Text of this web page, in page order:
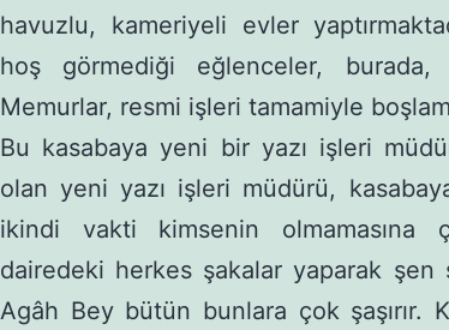
havuzlu, kameriyeli evler
hoş görmediği eğlenceler, burada,
Memurlar, resmi işleri tamamiyle
Bu kasabaya yeni bir yazı işleri
olan yeni yazı işleri müdürü,
ikindi vakti kimsenin olmamasına
dairedeki herkes şakalar yaparak şen
Agâh Bey bütün bunlara çok şaşırır.